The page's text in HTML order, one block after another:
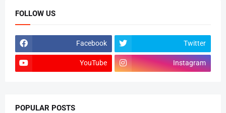
FOLLOW US
Facebook Twitter
YouTube Instagram
POPULAR POSTS